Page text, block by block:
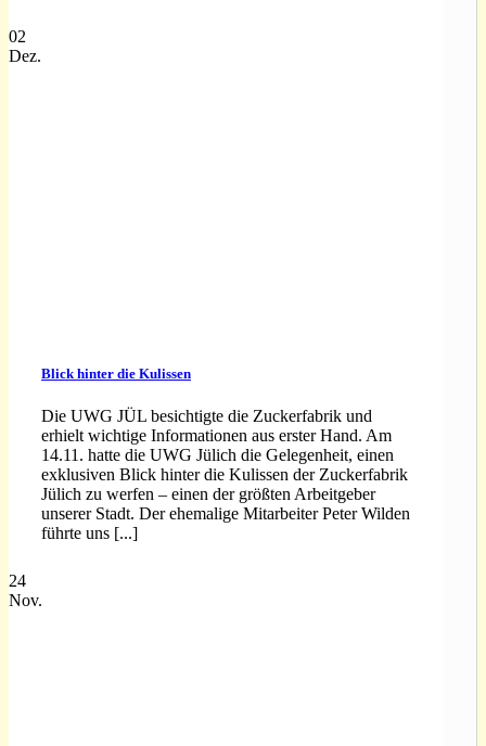
02
Dez.
Blick hinter die Kulissen
Die UWG JÜL besichtigte die Zuckerfabrik und
erhielt wichtige Informationen aus erster Hand. Am
14.11. hatte die UWG Jülich die Gelegenheit, einen
exklusiven Blick hinter die Kulissen der Zuckerfabrik
Jülich zu werfen – einen der größten Arbeitgeber
unserer Stadt. Der ehemalige Mitarbeiter Peter Wilden
führte uns [...]
24
Nov.